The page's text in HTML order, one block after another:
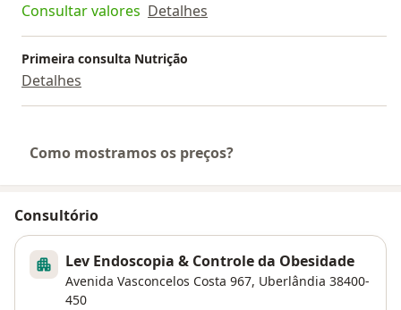
Consultar valores Detalhes
Primeira consulta Nutrição
Detalhes
Como mostramos os preços?
Consultório
Lev Endoscopia & Controle da Obesidade
Avenida Vasconcelos Costa 967, Uberlândia 38400-
450